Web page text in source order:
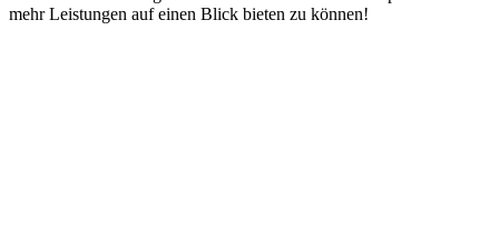
mehr Leistungen auf einen Blick bieten zu können!